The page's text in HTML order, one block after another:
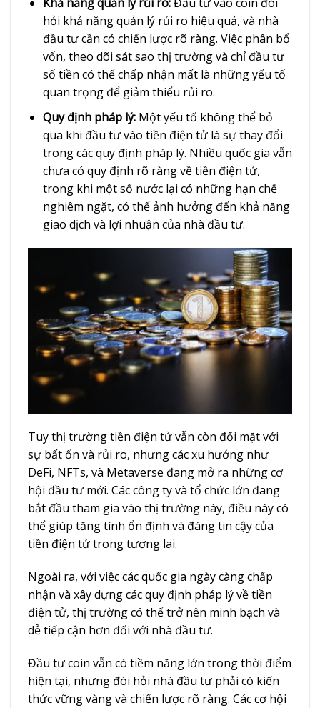
hỏi khả năng quản lý rủi ro hiệu quả, và nhà
đầu tư cần có chiến lược rõ ràng. Việc phân bổ
vốn, theo dõi sát sao thị trường và chỉ đầu tư
số tiền có thể chấp nhận mất là những yếu tố
quan trọng để giảm thiểu rủi ro.
Quy định pháp lý:Một yếu tố không thể bỏ
qua khi đầu tư vào tiền điện tử là sự thay đổi
trong các quy định pháp lý. Nhiều quốc gia vẫn
chưa có quy định rõ ràng về tiền điện tử,
trong khi một số nước lại có những hạn chế
nghiêm ngặt, có thể ảnh hưởng đến khả năng
giao dịch và lợi nhuận của nhà đầu tư.
Tuy thị trường tiền điện tử vẫn còn đối mặt với
sự bất ổn và rủi ro, nhưng các xu hướng như
DeFi, NFTs, và Metaverse đang mở ra những cơ
hội đầu tư mới. Các công ty và tổ chức lớn đang
bắt đầu tham gia vào thị trường này, điều này có
thể giúp tăng tính ổn định và đáng tin cậy của
tiền điện tử trong tương lai.
Ngoài ra, với việc các quốc gia ngày càng chấp
nhận và xây dựng các quy định pháp lý về tiền
điện tử, thị trường có thể trở nên minh bạch và
dễ tiếp cận hơn đối với nhà đầu tư.
Đầu tư coin vẫn có tiềm năng lớn trong thời điểm
hiện tại, nhưng đòi hỏi nhà đầu tư phải có kiến
thức vững vàng và chiến lược rõ ràng. Các cơ hội